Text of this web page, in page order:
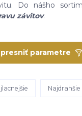
Do nášho
závitov.
parametre
Najdrahšie